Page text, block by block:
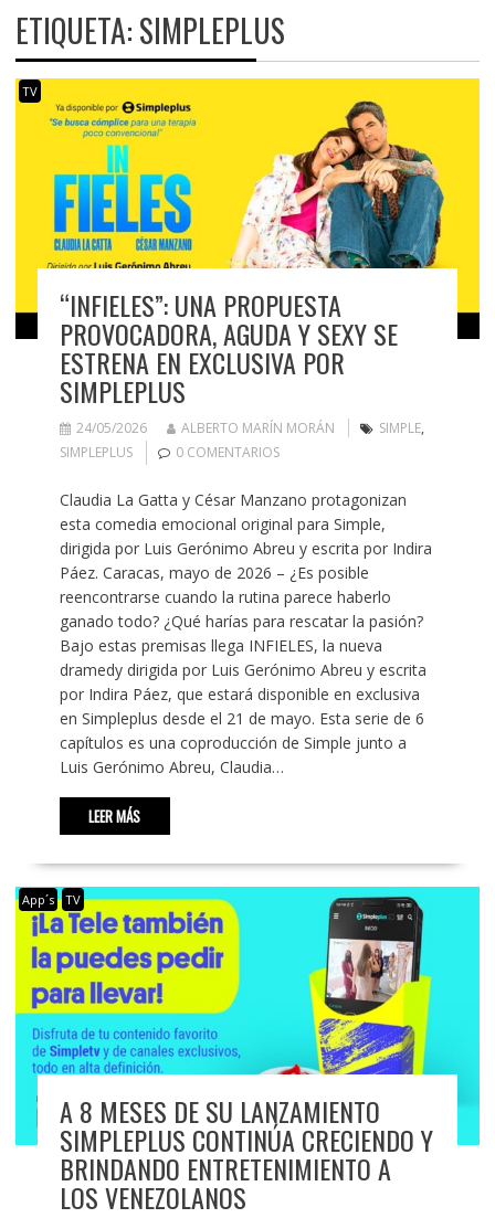
ETIQUETA:SIMPLEPLUS
TV
“INFIELES”: UNA PROPUESTA
PROVOCADORA, AGUDA Y SEXY SE
ESTRENA EN EXCLUSIVA POR
SIMPLEPLUS
24/05/2026 ALBERTO MARÍN MORÁN SIMPLE,
SIMPLEPLUS
0 COMENTARIOS
Claudia La Gatta y César Manzano protagonizan
esta comedia emocional original para Simple,
dirigida por Luis Gerónimo Abreu y escrita por Indira
Páez. Caracas, mayo de 2026 – ¿Es posible
reencontrarse cuando la rutina parece haberlo
ganado todo? ¿Qué harías para rescatar la pasión?
Bajo estas premisas llega INFIELES, la nueva
dramedy dirigida por Luis Gerónimo Abreu y escrita
por Indira Páez, que estará disponible en exclusiva
en Simpleplus desde el 21 de mayo. Esta serie de 6
capítulos es una coproducción de Simple junto a
Luis Gerónimo Abreu, Claudia…
LEER MÁS
App´s TV
A 8 MESES DE SU LANZAMIENTO
SIMPLEPLUS CONTINÚA CRECIENDO Y
BRINDANDO ENTRETENIMIENTO A
LOS VENEZOLANOS